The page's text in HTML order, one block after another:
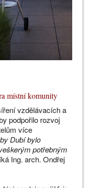
místní komunity
vzdělávacích a
podpořilo rozvoj
více
Dubí bylo
potřebným
Ing. arch. Ondřej